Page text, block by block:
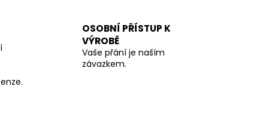
OSOBNÍ PŘÍSTUP K
VÝROBĚ
Vaše přání je naším
závazkem.